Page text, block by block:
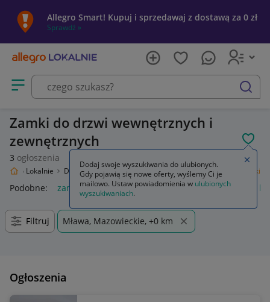
Allegro Smart! Kupuj i sprzedawaj z dostawą za 0 zł
Sprawdź »
Otwórz menu z kategoriami
szukaj
Zamki do drzwi wewnętrznych i
zewnętrznych
3 ogłoszenia
Allegro Lokalnie Dom i Ogród Budownictwo i Akcesoria Drzwi Zamki
Podobne: zamki zamki meblowe zamki do drzwi zamki
Filtruj Mława, Mazowieckie, +0 km
Ogłoszenia
Dodaj swoje wyszukiwania do ulubionych.
Gdy pojawią się nowe oferty, wyślemy Ci je
mailowo. Ustaw powiadomienia w ulubionych
wyszukiwaniach.